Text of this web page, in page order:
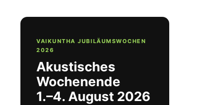
VAIKUNTHA JUBILÄUMSWOCHEN
2026
Akustisches
Wochenende
1.–4. August 2026